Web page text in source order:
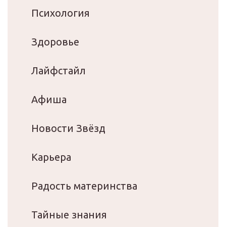
Психология
Здоровье
Лайфстайл
Афиша
Новости Звёзд
Карьера
Радость материнства
Тайные знания